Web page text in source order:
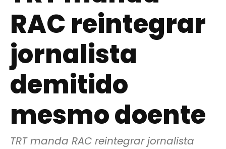
RAC reintegrar
jornalista
demitido
mesmo doente
TRT manda RAC reintegrar jornalista